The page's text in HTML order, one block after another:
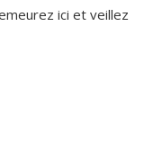
ici et veillez